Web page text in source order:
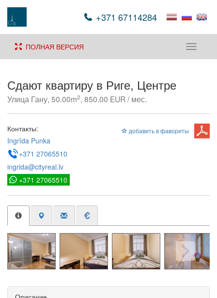
+371 67114284
Toggle
ПОЛНАЯ ВЕРСИЯ
Сдают квартиру в Риге, Центре
Улица Гану, 50.00m2, 850.00 EUR / мес.
добавить в фавориты
Контакты:
Ingrīda Punka
+371 27065510
ingrida@cityreal.lv
+371 27065510